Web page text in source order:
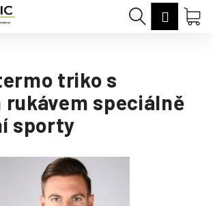
Hledat
triko s
rukávem speciálně
sporty